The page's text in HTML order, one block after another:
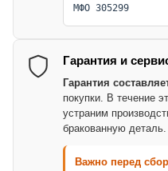
МФО 305299
Гарантия и
Гарантия
покупки. В течение
устраним
бракованную деталь.
Важно перед